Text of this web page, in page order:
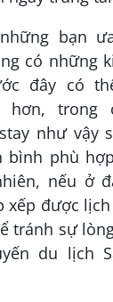
bạn
có những
đây có
hơn, trong
như vậy
bình phù
nếu ở
xếp được
tránh sự
du lịch